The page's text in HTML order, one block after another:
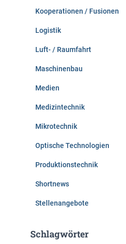
Kooperationen / Fusionen
Logistik
Luft- / Raumfahrt
Maschinenbau
Medien
Medizintechnik
Mikrotechnik
Optische Technologien
Produktionstechnik
Shortnews
Stellenangebote
Schlagwörter